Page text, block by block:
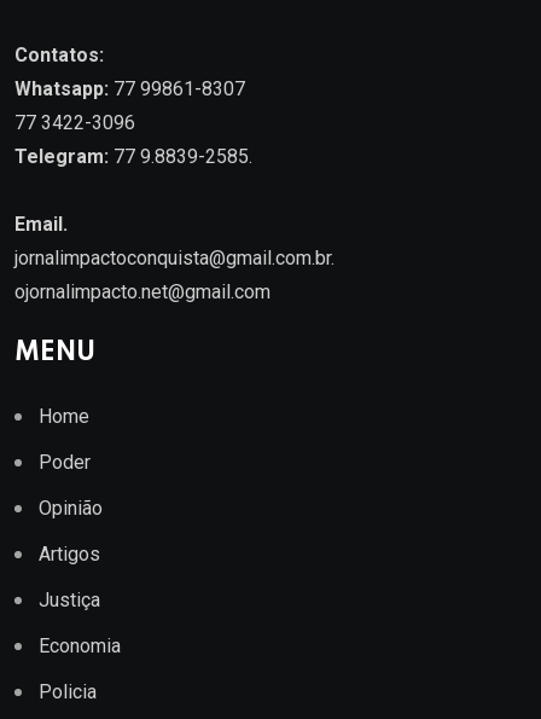
Contatos:
Whatsapp: 77 99861-8307
77 3422-3096
Telegram: 77 9.8839-2585.
Email.
jornalimpactoconquista@gmail.com.br.
ojornalimpacto.net@gmail.com
MENU
Home
Poder
Opinião
Artigos
Justiça
Economia
Policia